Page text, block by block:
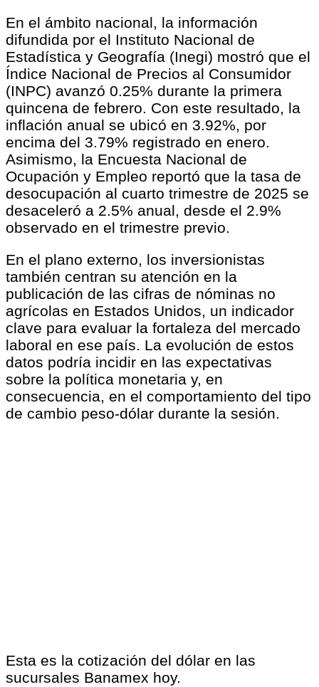
En el ámbito nacional, la información
difundida por el Instituto Nacional de
Estadística y Geografía (Inegi) mostró que el
Índice Nacional de Precios al Consumidor
(INPC) avanzó 0.25% durante la primera
quincena de febrero. Con este resultado, la
inflación anual se ubicó en 3.92%, por
encima del 3.79% registrado en enero.
Asimismo, la Encuesta Nacional de
Ocupación y Empleo reportó que la tasa de
desocupación al cuarto trimestre de 2025 se
desaceleró a 2.5% anual, desde el 2.9%
observado en el trimestre previo.
En el plano externo, los inversionistas
también centran su atención en la
publicación de las cifras de nóminas no
agrícolas en Estados Unidos, un indicador
clave para evaluar la fortaleza del mercado
laboral en ese país. La evolución de estos
datos podría incidir en las expectativas
sobre la política monetaria y, en
consecuencia, en el comportamiento del tipo
de cambio peso-dólar durante la sesión.
Esta es la cotización del dólar en las
sucursales Banamex hoy.